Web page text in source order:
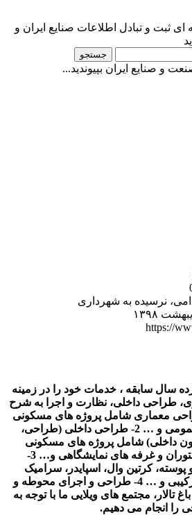
ثبت و تبادل اطلاعات صنایع ایران و
و صنایع ایران بپیوندید...
نرسیده به شهرداری
https://
سال سابقه ، خدمات خود را در زمینه
طراحی داخلی، نظارت و اجرا به شرح
می نماید: 1- طراحی معماری شامل پروژه های مسکونی
و ویلایی، ساختمان های عمومی و … 2- طراحی داخلی (طراحی،
داخلی) شامل پروژه های مسکونی
اداری تجاری هتل تالار رستوران و غرفه های نمایشگاهی و… 3-
کرتین وال، اسپایدر، سرامیک
خشک، کامپوزیت، نمای ترکیبی و … 4- طراحی و اجرای محوطه و
تالار، مجتمع های ویلایی ما با توجه به
را انجام می دهیم.